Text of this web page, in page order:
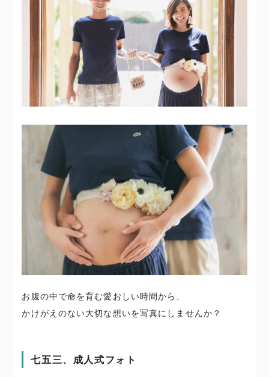
お腹の中で命を育む愛おしい時間から、
かけがえのない大切な想いを写真にしませんか？
七五三、成人式フォト